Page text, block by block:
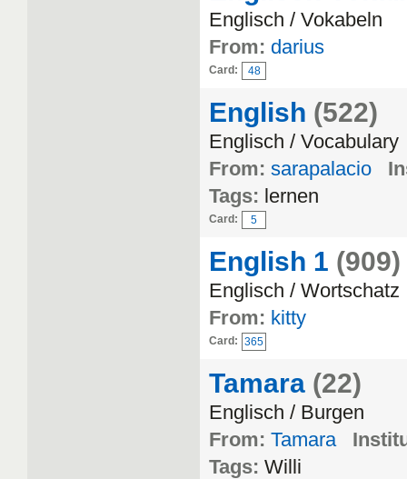
Englisch / Vokabeln
From: darius
Card: 48
English (522)
Englisch / Vocabulary
From: sarapalacio
Tags: lernen
Card: 5
English 1 (909)
Englisch / Wortschatz
From: kitty
Card: 365
Tamara (22)
Englisch / Burgen
From: Tamara
Tags: Willi